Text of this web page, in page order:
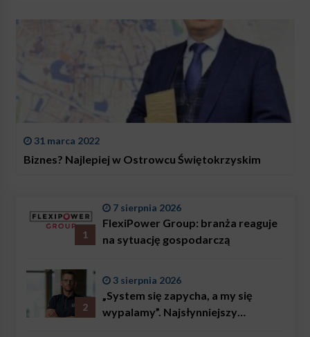
31 marca 2022
Biznes? Najlepiej w Ostrowcu Świętokrzyskim
1
7 sierpnia 2026
FlexiPower Group: branża reaguje
na sytuację gospodarczą
2
3 sierpnia 2026
„System się zapycha, a my się
wypalamy”. Najsłynniejszy